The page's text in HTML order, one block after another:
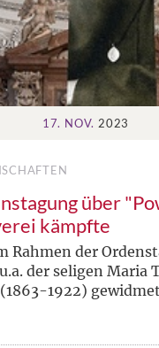
17. NOV. 2023
über
kämpfte
der
der seligen Maria
1922) gewidmet